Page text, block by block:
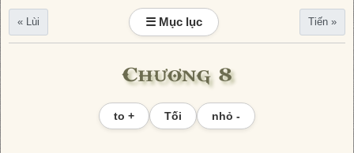
« Lùi ☰ Mục lục Tiến »
Chương 8
to + Tối nhỏ -